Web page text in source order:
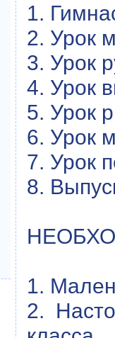
1.
2. Урок
3. Урок
4. Урок
5. Урок
6. Урок
7. Урок
8.
1.
2.